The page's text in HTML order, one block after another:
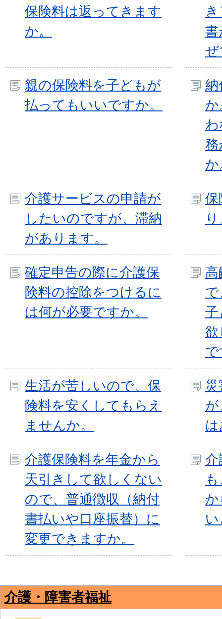
保険料は返ってきます
か。
親の保険料を子どもが
払ってもいいですか。
納
介護サービスの申請が
したいのですが、滞納
があります。
保
確定申告の際に介護保
険料の控除をつけるに
は何が必要ですか。
子
欲
生活が苦しいので、保
険料を安くしてもらえ
ませんか。
介護保険料を年金から
天引きして欲しくない
ので、普通徴収（納付
書払いや口座振替）に
変更できますか。
介
介護・障害者福祉